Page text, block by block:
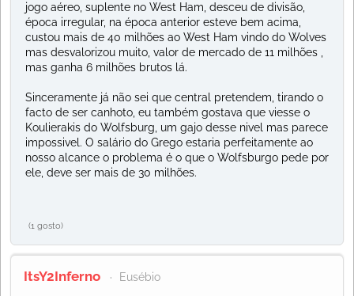
jogo aéreo, suplente no West Ham, desceu de divisão,
época irregular, na época anterior esteve bem acima,
custou mais de 40 milhões ao West Ham vindo do Wolves
mas desvalorizou muito, valor de mercado de 11 milhões ,
mas ganha 6 milhões brutos lá.
Sinceramente já não sei que central pretendem, tirando o
facto de ser canhoto, eu também gostava que viesse o
Koulierakis do Wolfsburg, um gajo desse nivel mas parece
impossivel. O salário do Grego estaria perfeitamente ao
nosso alcance o problema é o que o Wolfsburgo pede por
ele, deve ser mais de 30 milhões.
(1 gosto)
ItsY2Inferno Eusébio